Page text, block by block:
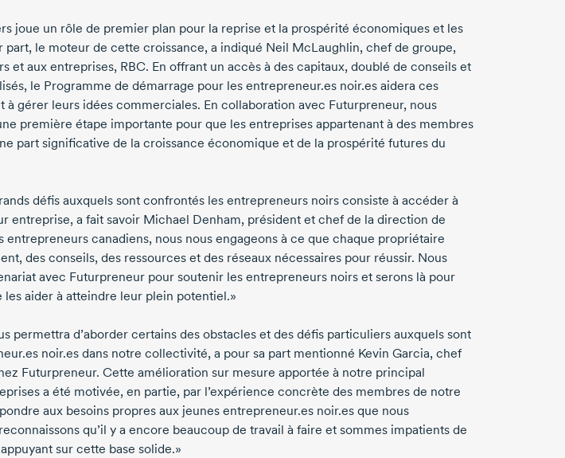
joue un rôle de premier plan pour la reprise et la prospérité économiques et les
le moteur de cette croissance, a indiqué Neil McLaughlin, chef de groupe,
et aux entreprises, RBC. En offrant un accès à des capitaux, doublé de conseils et
le Programme de démarrage pour les entrepreneur.es noir.es aidera ces
à gérer leurs idées commerciales. En collaboration avec Futurpreneur, nous
première étape importante pour que les entreprises appartenant à des membres
part significative de la croissance économique et de la prospérité futures du
défis auxquels sont confrontés les entrepreneurs noirs consiste à accéder à
entreprise, a fait savoir Michael Denham, président et chef de la direction de
entrepreneurs canadiens, nous nous engageons à ce que chaque propriétaire
des conseils, des ressources et des réseaux nécessaires pour réussir. Nous
avec Futurpreneur pour soutenir les entrepreneurs noirs et serons là pour
aider à atteindre leur plein potentiel.»
permettra d’aborder certains des obstacles et des défis particuliers auxquels sont
noir.es dans notre collectivité, a pour sa part mentionné Kevin Garcia, chef
Futurpreneur. Cette amélioration sur mesure apportée à notre principal
a été motivée, en partie, par l’expérience concrète des membres de notre
aux besoins propres aux jeunes entrepreneur.es noir.es que nous
qu’il y a encore beaucoup de travail à faire et sommes impatients de
sur cette base solide.»